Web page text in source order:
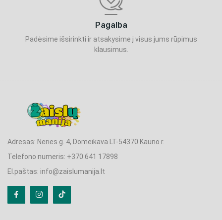
Pagalba
Padėsime išsirinkti ir atsakysime į visus jums rūpimus
klausimus.
Adresas: Neries g. 4, Domeikava LT-54370 Kauno r.
Telefono numeris: +370 641 17898
El.paštas: info@zaislumanija.lt